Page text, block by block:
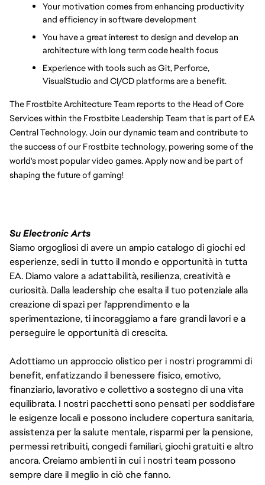
Your motivation comes from enhancing productivity
and efficiency in software development
You have a great interest to design and develop an
architecture with long term code health focus
Experience with tools such as Git, Perforce,
VisualStudio and CI/CD platforms are a benefit.
The Frostbite Architecture Team reports to the Head of Core
Services within the Frostbite Leadership Team that is part of EA
Central Technology. Join our dynamic team and contribute to
the success of our Frostbite technology, powering some of the
world's most popular video games. Apply now and be part of
shaping the future of gaming!
Su Electronic Arts
Siamo orgogliosi di avere un ampio catalogo di giochi ed
esperienze, sedi in tutto il mondo e opportunità in tutta
EA. Diamo valore a adattabilità, resilienza, creatività e
curiosità. Dalla leadership che esalta il tuo potenziale alla
creazione di spazi per l'apprendimento e la
sperimentazione, ti incoraggiamo a fare grandi lavori e a
perseguire le opportunità di crescita.
Adottiamo un approccio olistico per i nostri programmi di
benefit, enfatizzando il benessere fisico, emotivo,
finanziario, lavorativo e collettivo a sostegno di una vita
equilibrata. I nostri pacchetti sono pensati per soddisfare
le esigenze locali e possono includere copertura sanitaria,
assistenza per la salute mentale, risparmi per la pensione,
permessi retribuiti, congedi familiari, giochi gratuiti e altro
ancora. Creiamo ambienti in cui i nostri team possono
sempre dare il meglio in ciò che fanno.